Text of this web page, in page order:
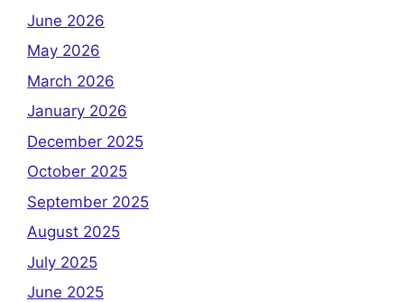
June 2026
May 2026
March 2026
January 2026
December 2025
October 2025
September 2025
August 2025
July 2025
June 2025